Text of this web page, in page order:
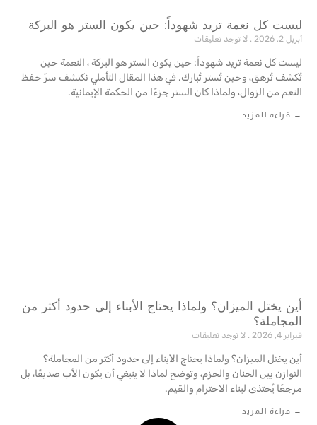
ليست كل نعمة تريد شهوداً: حين يكون الستر هو البركة
أبريل 2, 2026 لا توجد تعليقات
ليست كل نعمة تريد شهوداً: حين يكون الستر هو البركة ، النعمة حين
تُكشف تُرهق، وحين تُستر تُبارك. في هذا المقال التأملي نكتشف سرّ حفظ
النعم من الزوال، ولماذا كان الستر جزءًا من الحكمة ‏الإيمانية‎.‎
→ قراءة المزيد
أين يختل الميزان؟ ولماذا يحتاج الأبناء إلى حدود أكثر من
المجاملة؟
فبراير 4, 2026 لا توجد تعليقات
أين يختل الميزان؟ ولماذا يحتاج الأبناء إلى حدود أكثر من المجاملة؟
التوازن بين الحنان والحزم، وتوضح لماذا لا ينبغي أن يكون الأب صديقًا، بل
مرجعًا يُحتذى لبناء الاحترام والقيم.‎
→ قراءة المزيد